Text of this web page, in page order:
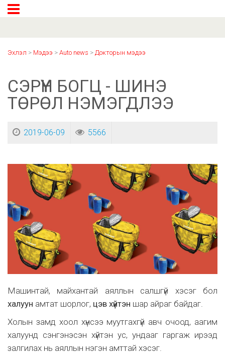
Эхлэл > Мэдээ > Auto news > Докторын мэдээ
СЭРҮҮН БОГЦ - ШИНЭ
ТӨРӨЛ НЭМЭГДЛЭЭ
2019-06-09 5566
Машинтай, майхантай аяллын салшгүй хэсэг бол
халуун амтат шорлог, цэв хүйтэн шар айраг байдаг.
Холын замд хоол хүнсээ муутгахгүй авч очоод, аагим
халуунд сэнгэнэсэн хүйтэн ус, ундааг гаргаж ирээд
залгилах нь аяллын нэгэн амттай хэсэг.